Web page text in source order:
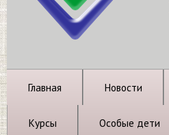
Главная Новости
Курсы Особые дети